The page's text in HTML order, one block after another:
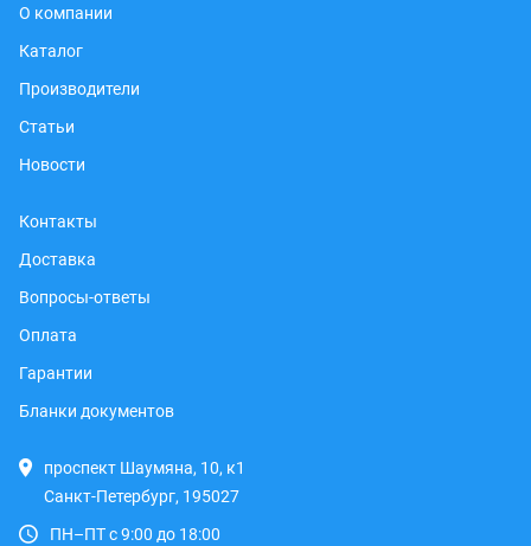
О компании
Каталог
Производители
Статьи
Новости
Контакты
Доставка
Вопросы-ответы
Оплата
Гарантии
Бланки документов
проспект Шаумяна, 10, к1
Санкт-Петербург, 195027
ПН–ПТ с 9:00 до 18:00